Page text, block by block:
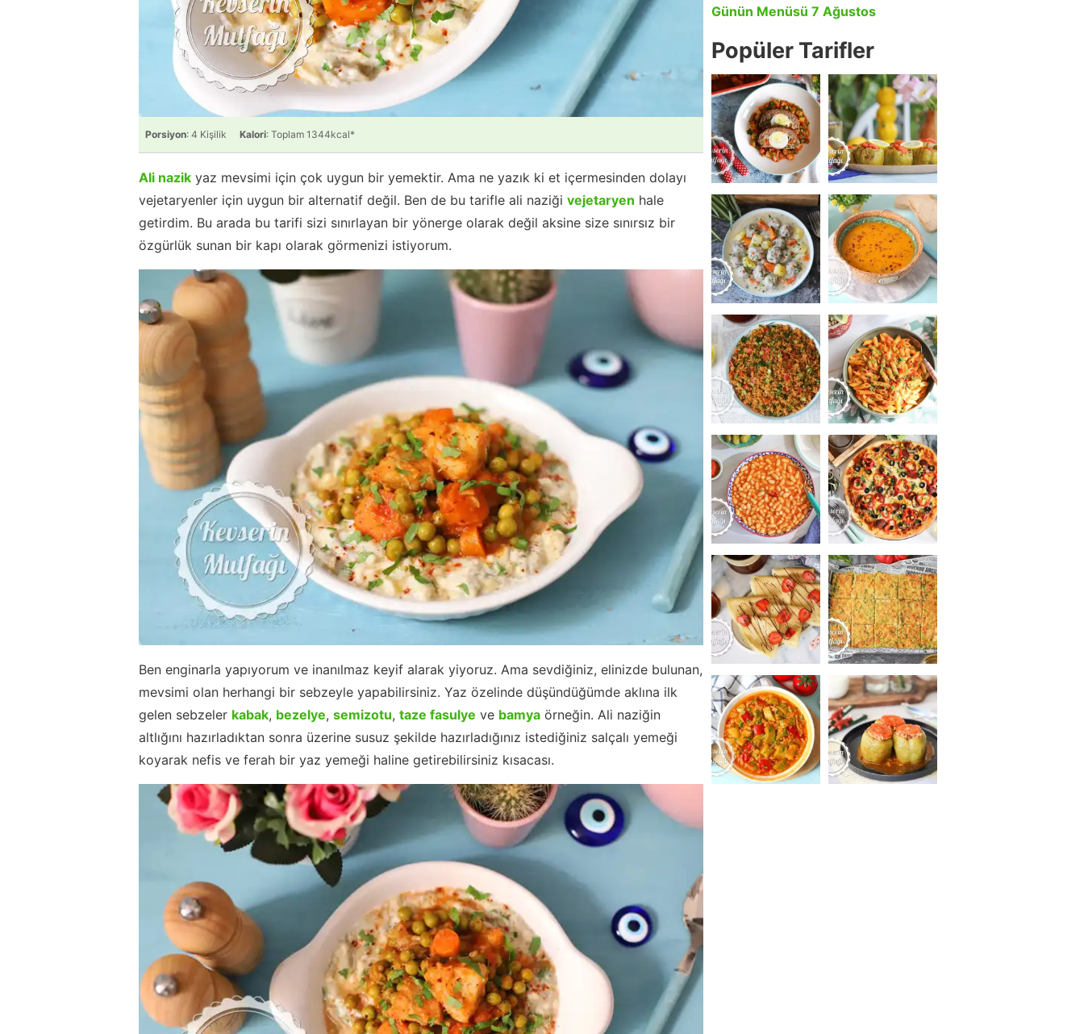
Porsiyon: 4 Kişilik Kalori: Toplam 1344kcal*
Ali nazik yaz mevsimi için çok uygun bir yemektir. Ama ne yazık ki et içermesinden dolayı
vejetaryenler için uygun bir alternatif değil. Ben de bu tarifle ali naziği vejetaryen hale
getirdim. Bu arada bu tarifi sizi sınırlayan bir yönerge olarak değil aksine size sınırsız bir
özgürlük sunan bir kapı olarak görmenizi istiyorum.
Ben enginarla yapıyorum ve inanılmaz keyif alarak yiyoruz. Ama sevdiğiniz, elinizde bulunan,
mevsimi olan herhangi bir sebzeyle yapabilirsiniz. Yaz özelinde düşündüğümde aklına ilk
gelen sebzeler kabak, bezelye, semizotu, taze fasulye ve bamya örneğin. Ali naziğin
altlığını hazırladıktan sonra üzerine susuz şekilde hazırladığınız istediğiniz salçalı yemeği
koyarak nefis ve ferah bir yaz yemeği haline getirebilirsiniz kısacası.
Günün Menüsü 7 Ağustos
Popüler Tarifler